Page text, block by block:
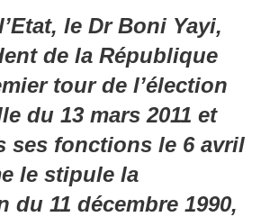
le Dr Boni Yayi,
de la République
tour de l’élection
du 13 mars 2011 et
ses fonctions le 6 avril
le stipule la
du 11 décembre 1990,